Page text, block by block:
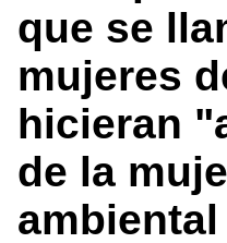
que se
mujeres
hicieran
de la